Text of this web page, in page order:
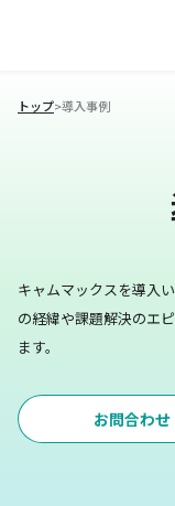
トップ>導入事例
キャムマックスを導入
の経緯や課題解決のエ
ます。
お問合わせ